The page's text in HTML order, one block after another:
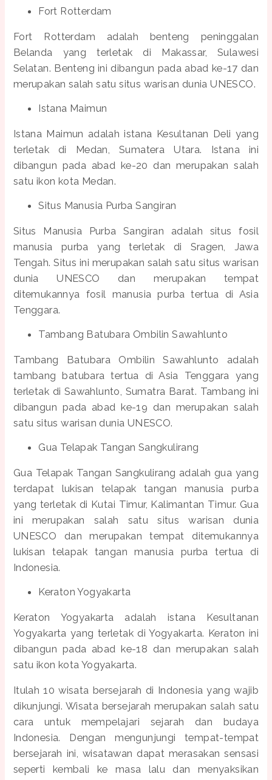
Fort Rotterdam
Fort Rotterdam adalah benteng peninggalan
Belanda yang terletak di Makassar, Sulawesi
Selatan. Benteng ini dibangun pada abad ke-17 dan
merupakan salah satu situs warisan dunia UNESCO.
Istana Maimun
Istana Maimun adalah istana Kesultanan Deli yang
terletak di Medan, Sumatera Utara. Istana ini
dibangun pada abad ke-20 dan merupakan salah
satu ikon kota Medan.
Situs Manusia Purba Sangiran
Situs Manusia Purba Sangiran adalah situs fosil
manusia purba yang terletak di Sragen, Jawa
Tengah. Situs ini merupakan salah satu situs warisan
dunia UNESCO dan merupakan tempat
ditemukannya fosil manusia purba tertua di Asia
Tenggara.
Tambang Batubara Ombilin Sawahlunto
Tambang Batubara Ombilin Sawahlunto adalah
tambang batubara tertua di Asia Tenggara yang
terletak di Sawahlunto, Sumatra Barat. Tambang ini
dibangun pada abad ke-19 dan merupakan salah
satu situs warisan dunia UNESCO.
Gua Telapak Tangan Sangkulirang
Gua Telapak Tangan Sangkulirang adalah gua yang
terdapat lukisan telapak tangan manusia purba
yang terletak di Kutai Timur, Kalimantan Timur. Gua
ini merupakan salah satu situs warisan dunia
UNESCO dan merupakan tempat ditemukannya
lukisan telapak tangan manusia purba tertua di
Indonesia.
Keraton Yogyakarta
Keraton Yogyakarta adalah istana Kesultanan
Yogyakarta yang terletak di Yogyakarta. Keraton ini
dibangun pada abad ke-18 dan merupakan salah
satu ikon kota Yogyakarta.
Itulah 10 wisata bersejarah di Indonesia yang wajib
dikunjungi. Wisata bersejarah merupakan salah satu
cara untuk mempelajari sejarah dan budaya
Indonesia. Dengan mengunjungi tempat-tempat
bersejarah ini, wisatawan dapat merasakan sensasi
seperti kembali ke masa lalu dan menyaksikan